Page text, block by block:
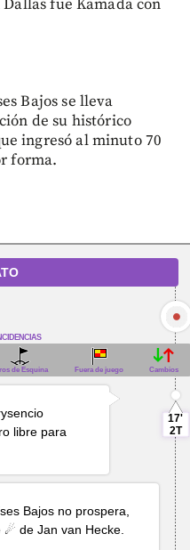
fue Kamada con
Bajos se lleva
de su histórico
ingresó al minuto 70
forma.